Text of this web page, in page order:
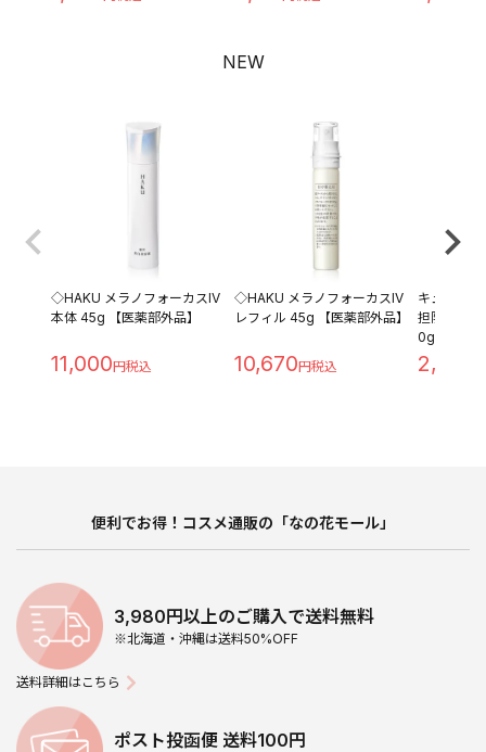
NEW
◇HAKU メラノフォーカスIV
本体 45g 【医薬部外品】
11,000
◇HAKU メラノフォーカスIV
レフィル 45g 【医薬部外品】
10,670
キュレル
担防止ベ
0g
2,280
便利でお得！コスメ通販の「なの花モール」
3,980円以上のご購入で送料無料
※北海道・沖縄は送料50%OFF
送料詳細はこちら
ポスト投函便 送料100円